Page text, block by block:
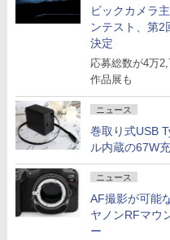
ビックカメラ
ンテスト、第2
決定
応募総数が4万
作品展も
ニュース
巻取り式USB
ル内蔵の67W
ニュース
AF撮影が可能
ヤノンRFマウ
ー